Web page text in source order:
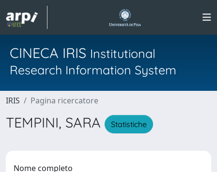
CINECA IRIS Institutional
Research Information System
IRIS Pagina ricercatore
TEMPINI, SARA Statistiche
Nome completo